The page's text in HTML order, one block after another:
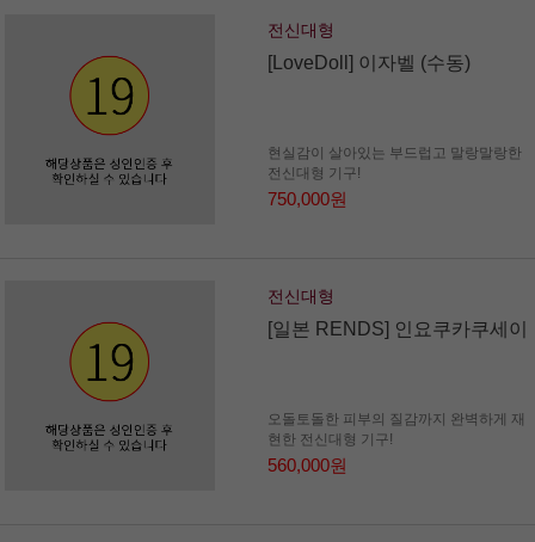
전신대형
[LoveDoll] 이자벨 (수동)
현실감이 살아있는 부드럽고 말랑말랑한
전신대형 기구!
750,000원
전신대형
[일본 RENDS] 인요쿠카쿠세이
오돌토돌한 피부의 질감까지 완벽하게 재
현한 전신대형 기구!
560,000원